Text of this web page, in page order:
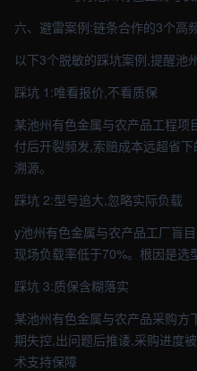
六、避雷案例:链条合作的3个高
以下3个脱敏的踩坑案例,提醒池
踩坑 1:唯看报价,不看质保
某池州有色金属与农产品工程项
付后开裂频发,索赔成本远超省
溯源。
踩坑 2:型号追大,忽略实际负载
y池州有色金属与农产品工厂盲
现场负载率低于70%。根因是选
踩坑 3:质保含糊落实
某池州有色金属与农产品采购方
期失控,出问题后推诿,采购进度
术支持保障